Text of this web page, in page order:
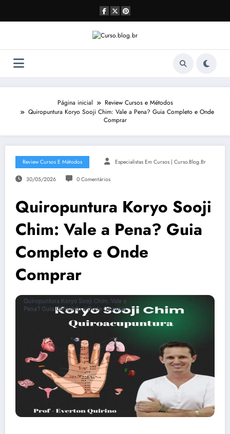
o
Página inicial
Review Cursos e Métodos
Quiropuntura Koryo Sooji Chim: Vale a Pena? Guia Completo e Onde
Comprar
Review Cursos E Métodos Especialistas Em Cursos | Curso.blog.br
30/05/2026 0 Comentários
Quiropuntura Koryo Sooji
Chim: Vale a Pena? Guia
Completo e Onde
Comprar